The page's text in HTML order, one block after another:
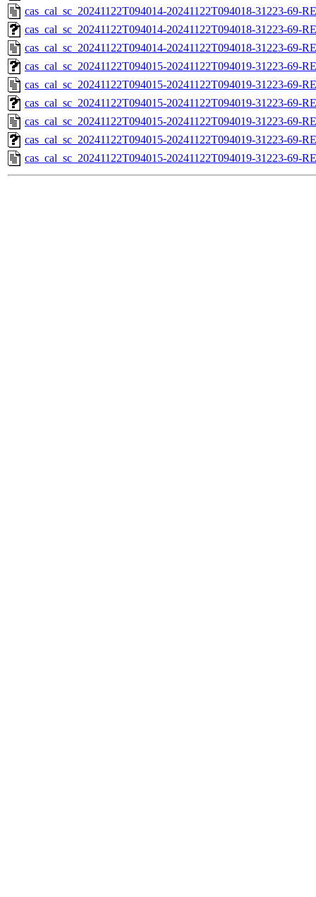
cas_cal_sc_20241122T094014-20241122T094018-31223-69-
cas_cal_sc_20241122T094014-20241122T094018-31223-69-
cas_cal_sc_20241122T094014-20241122T094018-31223-69-
cas_cal_sc_20241122T094015-20241122T094019-31223-69-
cas_cal_sc_20241122T094015-20241122T094019-31223-69-
cas_cal_sc_20241122T094015-20241122T094019-31223-69-
cas_cal_sc_20241122T094015-20241122T094019-31223-69-
cas_cal_sc_20241122T094015-20241122T094019-31223-69-
cas_cal_sc_20241122T094015-20241122T094019-31223-69-